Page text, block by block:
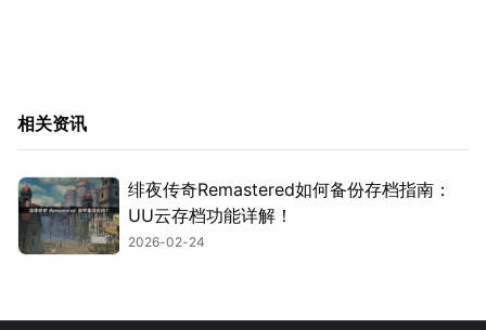
相关资讯
绯夜传奇Remastered如何备份存档指南：
UU云存档功能详解！
2026-02-24